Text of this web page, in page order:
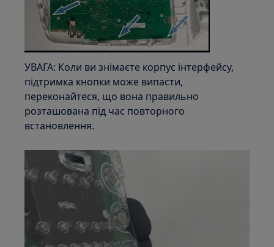
УВАГА: Коли ви знімаєте корпус інтерфейсу,
підтримка кнопки може випасти,
переконайтеся, що вона правильно
розташована під час повторного
встановлення.